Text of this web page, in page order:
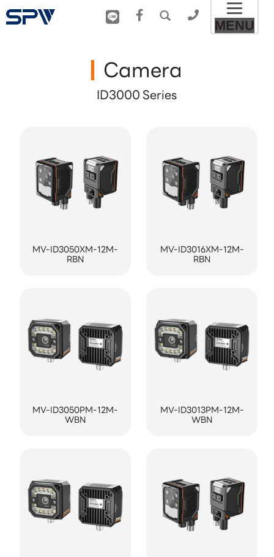
MENU
Camera
ID3000 Series
MV-ID3050XM-12M-
RBN
MV-ID3016XM-12M-
RBN
MV-ID3050PM-12M-
WBN
MV-ID3013PM-12M-
WBN